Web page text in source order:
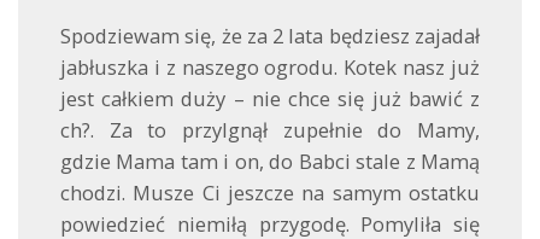
Spodziewam się, że za 2 lata będziesz zajadał
jabłuszka i z naszego ogrodu. Kotek nasz już
jest całkiem duży – nie chce się już bawić z
ch?. Za to przylgnął zupełnie do Mamy,
gdzie Mama tam i on, do Babci stale z Mamą
chodzi. Musze Ci jeszcze na samym ostatku
powiedzieć niemiłą przygodę. Pomyliła się